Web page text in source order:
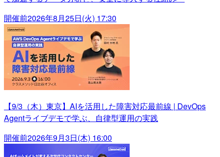
開催前2026年8月25日(火) 17:30
【9/3（木）東京】AIを活用した障害対応最前線 | DevOps
Agentライブデモで学ぶ、自律型運用の実践
開催前2026年9月3日(木) 16:00